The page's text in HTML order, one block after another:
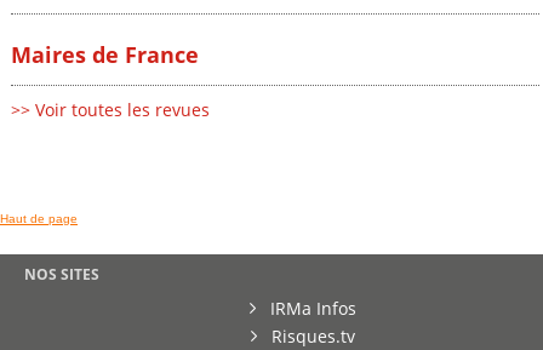
Maires de France
>> Voir toutes les revues
Haut de page
NOS SITES
IRMa Infos
Risques.tv